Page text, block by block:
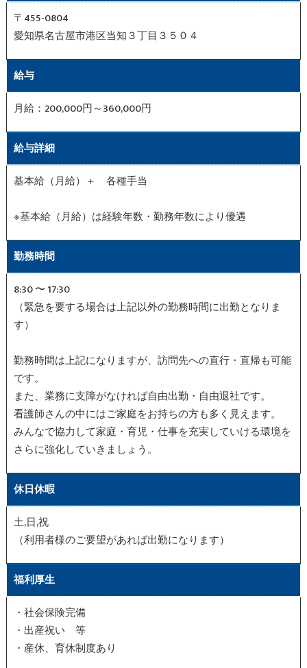
〒455-0804
愛知県名古屋市港区当知３丁目３５０４
給与
月給：200,000円～360,000円
給与詳細
基本給（月給）＋ 各種手当
※基本給（月給）は経験年数・勤務年数により優遇
勤務時間
8:30 〜 17:30
（緊急を要する場合は上記以外の勤務時間に出勤となりま
す）
勤務時間は上記になりますが、訪問先への直行・直帰も可能
です。
また、業務に支障がなければ自由出勤・自由退社です。
看護師さんの中にはご家庭をお持ちの方も多く見えます。
みんなで協力して家庭・育児・仕事を充実していける環境を
さらに強化していきましょう。
休日休暇
土,日,祝
（利用者様のご要望があれば出勤になります）
福利厚生
・社会保険完備
・出産祝い 等
・産休、育休制度あり